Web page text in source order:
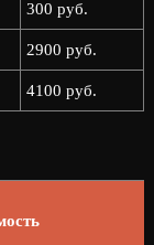
300 руб.
2900 руб.
4100 руб.